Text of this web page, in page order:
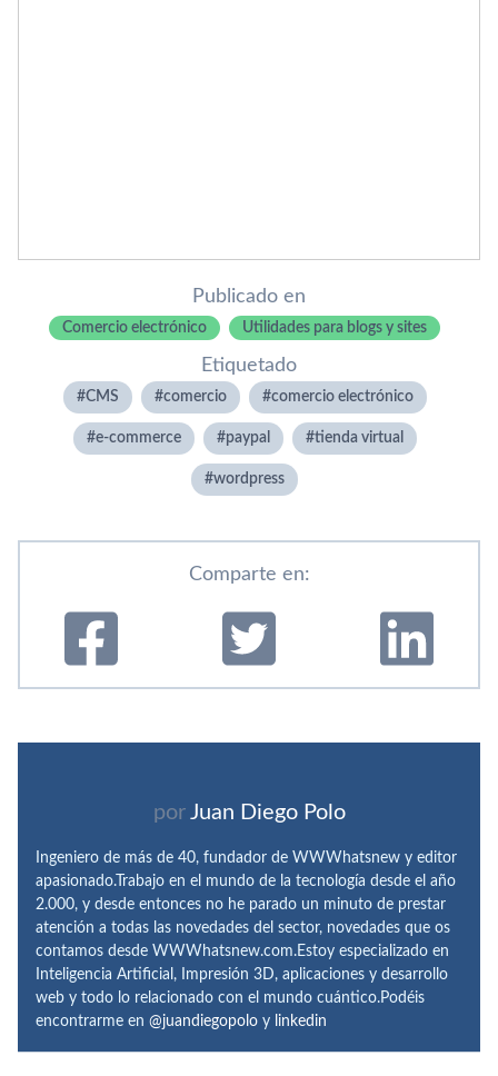
Publicado en
Comercio electrónico Utilidades para blogs y sites
Etiquetado
CMS comercio comercio electrónico
e-commerce paypal tienda virtual
wordpress
Comparte en:
por Juan Diego Polo
Ingeniero de más de 40, fundador de WWWhatsnew y editor
apasionado.Trabajo en el mundo de la tecnología desde el año
2.000, y desde entonces no he parado un minuto de prestar
atención a todas las novedades del sector, novedades que os
contamos desde WWWhatsnew.com.Estoy especializado en
Inteligencia Artificial, Impresión 3D, aplicaciones y desarrollo
web y todo lo relacionado con el mundo cuántico.Podéis
encontrarme en @juandiegopolo y linkedin